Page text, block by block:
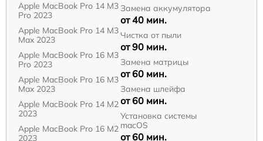
Apple MacBook Pro 14 M3
Pro 2023
Apple MacBook Pro 14 M3
Max 2023
Apple MacBook Pro 16 M3
Pro 2023
Apple MacBook Pro 16 M3
Max 2023
Apple MacBook Pro 14 M2
2023
Apple MacBook Pro 16 M2
2023
Замена аккумулятора
от 40 мин.
Чистка от пыли
от 90 мин.
Замена матрицы
от 60 мин.
Замена шлейфа
от 60 мин.
Установка системы
macOS
от 60 мин.